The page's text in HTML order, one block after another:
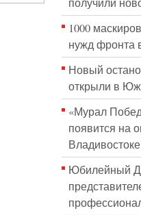
1000
нужд фронта
Новый
открыли в
«Мурал
появится на
Владивостоке
Юбилейный